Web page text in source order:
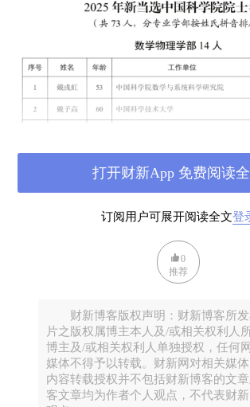
订阅用户可展开阅读全文登
打开财新App 免费阅读
0
推荐
财新博客版权声明：财新博客所发
片之版权属博主本人及/或相关权利人
博主及/或相关权利人单独授权，任何
媒体不得予以转载。财新网对相关媒
内容转载授权并不包括财新博客的文
客文章均为作者个人观点，不代表财